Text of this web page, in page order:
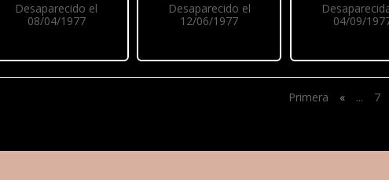
Desaparecido el
08/04/1977
Desaparecido el
12/06/1977
04/09/
Primera « ... 7